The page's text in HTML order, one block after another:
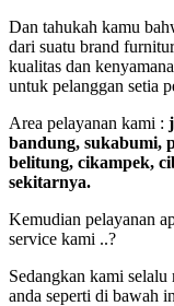
Dan tahukah kamu
dari suatu brand
kualitas dan
untuk pelanggan setia
Area pelayanan kami :
bandung, sukabumi,
belitung, cikampek,
sekitarnya.
Kemudian pelayanan
service kami ..?
Sedangkan kami
anda seperti di bawah